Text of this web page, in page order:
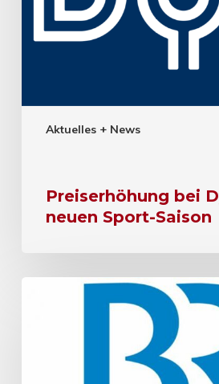
Aktuelles + News
Preiserhöhung bei
neuen Sport-Saison